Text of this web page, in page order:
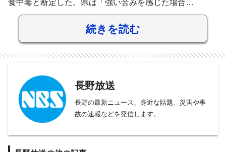
食中毒と断定した。県は「強い苦みを感じた場合…
続きを読む
長野放送
長野の最新ニュース、身近な話題、災害や事
故の速報などを発信します。